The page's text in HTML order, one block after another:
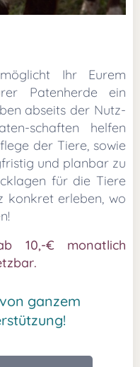
Ihr Eurem
Patenherde ein
abseits der Nutz-
schaften helfen
der Tiere, sowie
und planbar zu
für die Tiere
konkret erleben, wo
10,-€ monatlich
ganzem
❤️